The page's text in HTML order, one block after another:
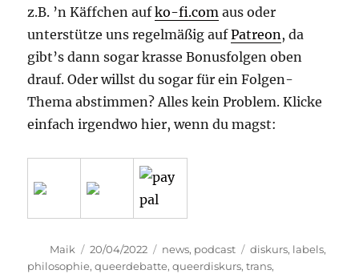
z.B. ’n Käffchen aufko-fi.com aus oder
unterstütze uns regelmäßig aufPatreon , da
gibt’s dann sogar krasse Bonusfolgen oben
drauf. Oder willst du sogar für ein Folgen-
Thema abstimmen? Alles kein Problem. Klicke
einfach irgendwo hier, wenn du magst:
Autor
Maik
Veröffentlicht
am
20/04/2022 Kategorien
news, podcast Schlagwörter
diskurs, labels,
philosophie,queerdebatte,queerdiskurs,trans,